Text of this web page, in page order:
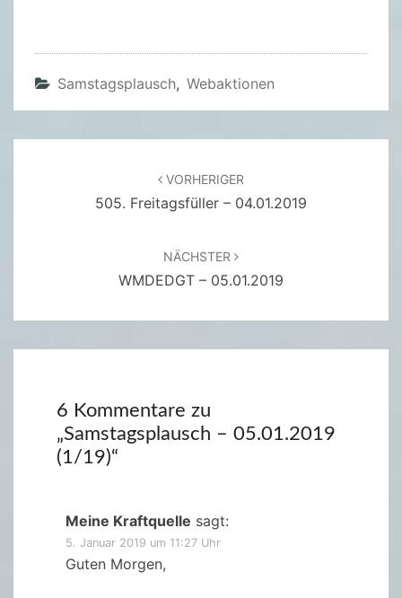
Samstagsplausch, Webaktionen
VORHERIGER
505. Freitagsfüller – 04.01.2019
NÄCHSTER
WMDEDGT – 05.01.2019
6 Kommentare zu
„Samstagsplausch – 05.01.2019
(1/19)“
Meine Kraftquelle sagt:
5. Januar 2019 um 11:27 Uhr
Guten Morgen,